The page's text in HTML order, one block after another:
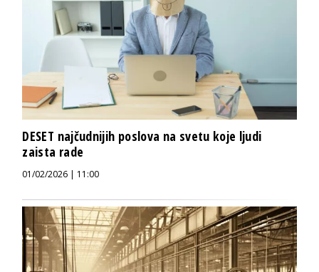
DESET najčudnijih poslova na svetu koje ljudi
zaista rade
01/02/2026 | 11:00